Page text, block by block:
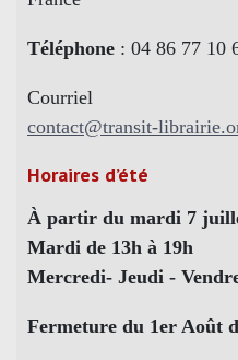
Téléphone : 04 86 77 10
Courriel
contact@transit-
Horaires d’été
À partir du mardi 7
Mardi de 13h à 19h
Mercredi- Jeudi -
Fermeture du 1er Août